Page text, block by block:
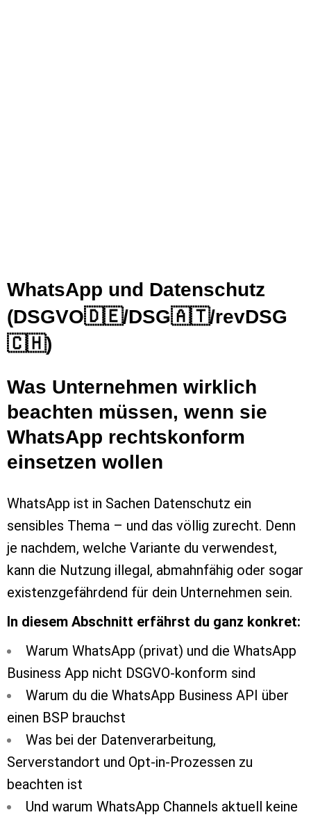
WhatsApp und Datenschutz
(DSGVO🇩🇪/DSG🇦🇹/revDSG
🇨🇭)
Was Unternehmen wirklich
beachten müssen, wenn sie
WhatsApp rechtskonform
einsetzen wollen
WhatsApp ist in Sachen Datenschutz ein
sensibles Thema – und das völlig zurecht. Denn
je nachdem, welche Variante du verwendest,
kann die Nutzung illegal, abmahnfähig oder sogar
existenzgefährdend für dein Unternehmen sein.
In diesem Abschnitt erfährst du ganz konkret:
Warum WhatsApp (privat) und die WhatsApp
Business App nicht DSGVO-konform sind
Warum du die WhatsApp Business API über
einen BSP brauchst
Was bei der Datenverarbeitung,
Serverstandort und Opt-in-Prozessen zu
beachten ist
Und warum WhatsApp Channels aktuell keine